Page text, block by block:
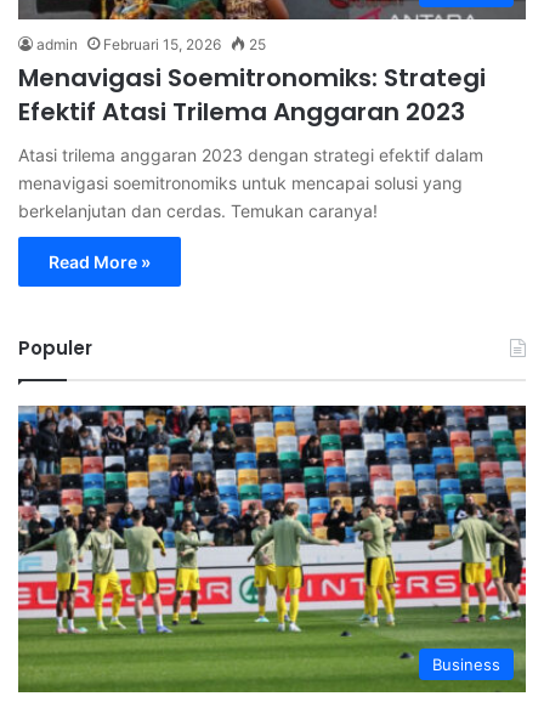
admin Februari 15, 2026 25
Menavigasi Soemitronomiks: Strategi
Efektif Atasi Trilema Anggaran 2023
Atasi trilema anggaran 2023 dengan strategi efektif dalam
menavigasi soemitronomiks untuk mencapai solusi yang
berkelanjutan dan cerdas. Temukan caranya!
Read More »
Populer
Business